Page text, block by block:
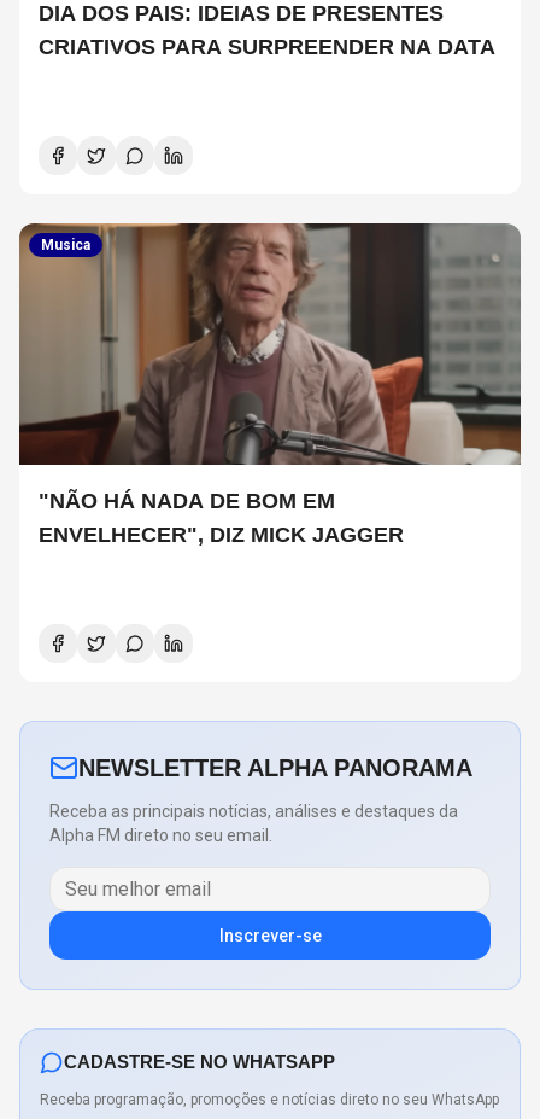
DIA DOS PAIS: IDEIAS DE PRESENTES
CRIATIVOS PARA SURPREENDER NA DATA
Musica
"NÃO HÁ NADA DE BOM EM
ENVELHECER", DIZ MICK JAGGER
NEWSLETTER ALPHA PANORAMA
Receba as principais notícias, análises e destaques da
Alpha FM direto no seu email.
Inscrever-se
CADASTRE-SE NO WHATSAPP
Receba programação, promoções e notícias direto no seu WhatsApp